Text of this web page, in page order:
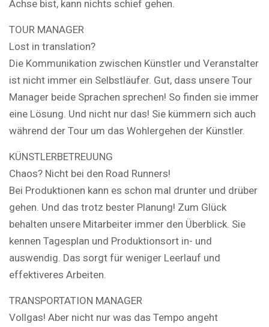
Achse bist, kann nichts schief gehen.
TOUR MANAGER
Lost in translation?
Die Kommunikation zwischen Künstler und Veranstalter
ist nicht immer ein Selbstläufer. Gut, dass unsere Tour
Manager beide Sprachen sprechen! So finden sie immer
eine Lösung. Und nicht nur das! Sie kümmern sich auch
während der Tour um das Wohlergehen der Künstler.
KÜNSTLERBETREUUNG
Chaos? Nicht bei den Road Runners!
Bei Produktionen kann es schon mal drunter und drüber
gehen. Und das trotz bester Planung! Zum Glück
behalten unsere Mitarbeiter immer den Überblick. Sie
kennen Tagesplan und Produktionsort in- und
auswendig. Das sorgt für weniger Leerlauf und
effektiveres Arbeiten.
TRANSPORTATION MANAGER
Vollgas! Aber nicht nur was das Tempo angeht